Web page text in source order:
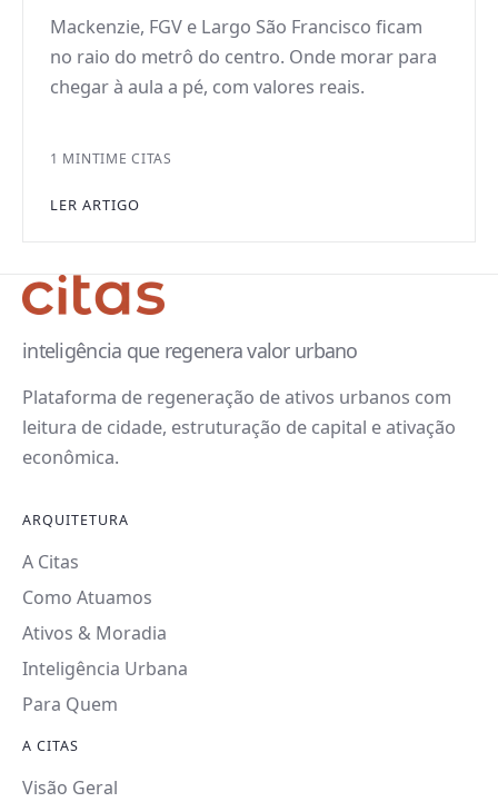
Mackenzie, FGV e Largo São Francisco ficam
no raio do metrô do centro. Onde morar para
chegar à aula a pé, com valores reais.
1 MINTIME CITAS
LER ARTIGO
inteligência que regenera valor urbano
Plataforma de regeneração de ativos urbanos com
leitura de cidade, estruturação de capital e ativação
econômica.
ARQUITETURA
A Citas
Como Atuamos
Ativos & Moradia
Inteligência Urbana
Para Quem
A CITAS
Visão Geral